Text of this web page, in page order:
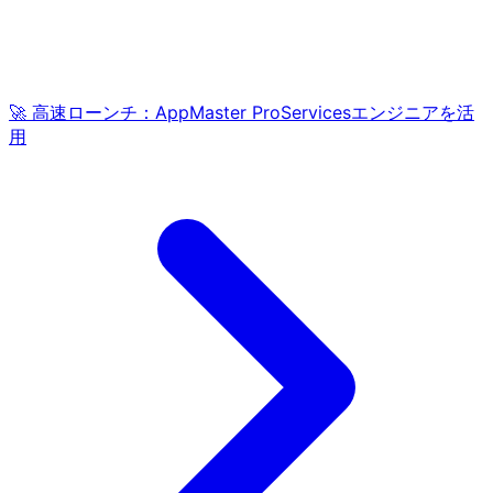
🚀 高速ローンチ：AppMaster ProServicesエンジニアを活
用